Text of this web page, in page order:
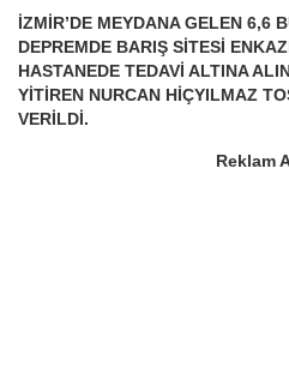
İZMİR’DE MEYDANA GELEN 6,6
DEPREMDE BARIŞ SİTESİ
HASTANEDE TEDAVİ ALTINA
YİTİREN NURCAN HİÇYILMAZ
VERİLDİ.
Reklam